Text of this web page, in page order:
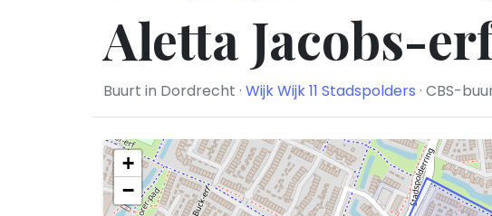
Aletta Jacobs-
Buurt in Dordrecht · Wijk Wijk 11 Stadspolders · CBS-
+
−